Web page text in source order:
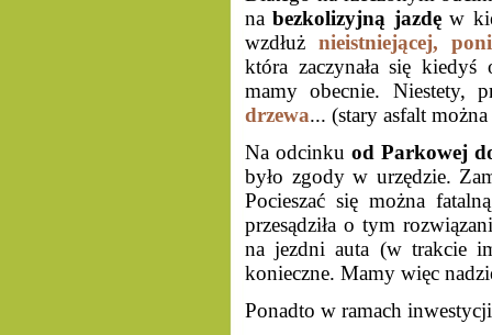
nabezkolizyjną jazdęw
wzdłuż nieistniejącej,
która zaczynała się
mamy obecnie. Niestety,
drzewa... (stary asfalt
Na odcinkuod Parkowej
było zgody w urzędzie.
Pocieszać się można
przesądziła o tym
na jezdni auta (w trakcie
konieczne. Mamy więc
Ponadto w ramach